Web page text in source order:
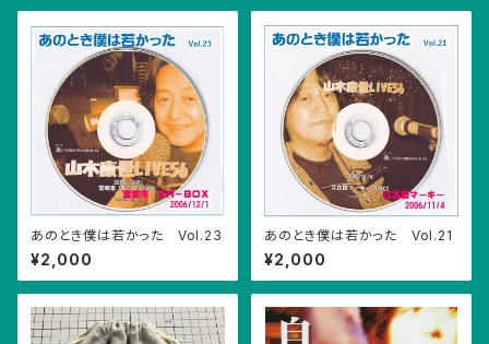
あのとき僕は若かった Vol.23
¥2,000
あのとき僕は若かった Vol.21
¥2,000